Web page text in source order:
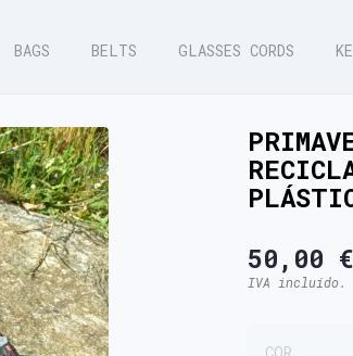
BAGS BELTS GLASSES CORDS
50,00 €
IVA incluído.